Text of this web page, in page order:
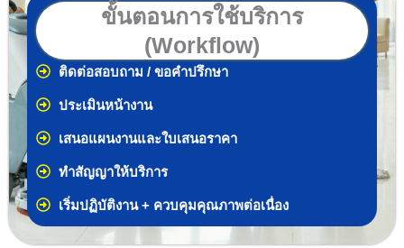
ขั้นตอนการใช้บริการ
(Workflow)
ติดต่อสอบถาม / ขอคำปรึกษา
ประเมินหน้างาน
เสนอแผนงานและใบเสนอราคา
ทำสัญญาให้บริการ
เริ่มปฏิบัติงาน + ควบคุมคุณภาพต่อเนื่อง